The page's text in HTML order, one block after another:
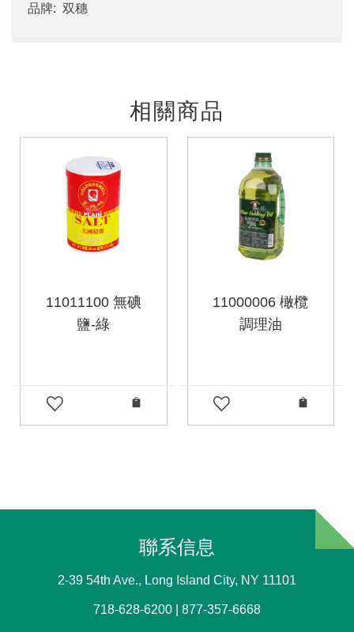
品牌: 双穗
相關商品
11011100 無碘
鹽-綠
11000006 橄欖
調理油
聯系信息
2-39 54th Ave., Long Island City, NY 11101
718-628-6200 | 877-357-6668